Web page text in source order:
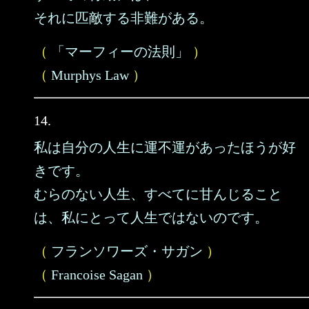
それに匹敵する非難がある。
（ 「マーフィーの法則」
）
（ Murphys Law）
14.
私は自分の人生に運不運があったほうが好
きです。
むらのない人生、すべてに甘んじること
は、私にとって人生ではないのです。
（ フランソワーズ・サガン ）
（ Francoise Sagan ）